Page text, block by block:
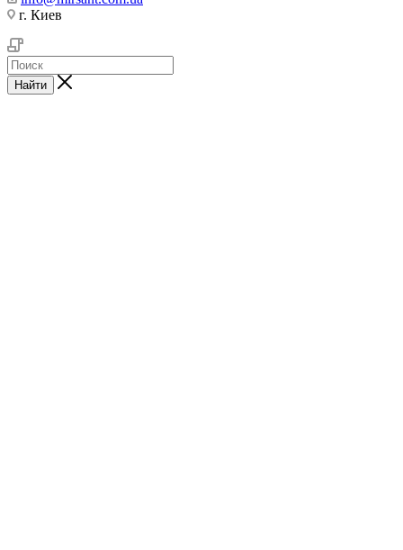
г. Киев
Найти